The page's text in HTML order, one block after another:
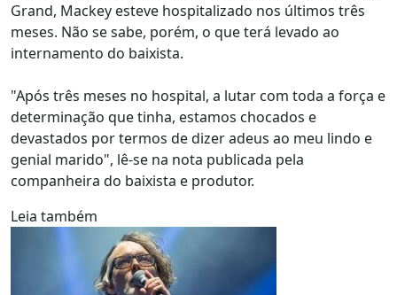
Grand, Mackey esteve hospitalizado nos últimos três
meses. Não se sabe, porém, o que terá levado ao
internamento do baixista.
"Após três meses no hospital, a lutar com toda a força e
determinação que tinha, estamos chocados e
devastados por termos de dizer adeus ao meu lindo e
genial marido", lê-se na nota publicada pela
companheira do baixista e produtor.
Leia também